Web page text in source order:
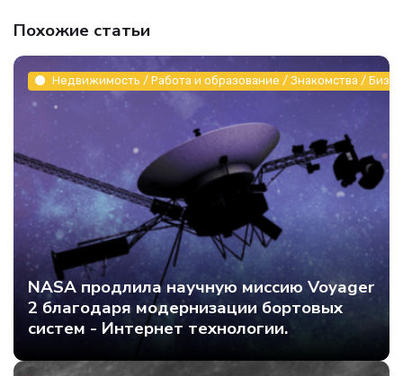
Похожие статьи
Недвижимость / Работа и образование / Знакомства /
NASA продлила научную миссию Voyager
2 благодаря модернизации бортовых
систем - Интернет технологии.